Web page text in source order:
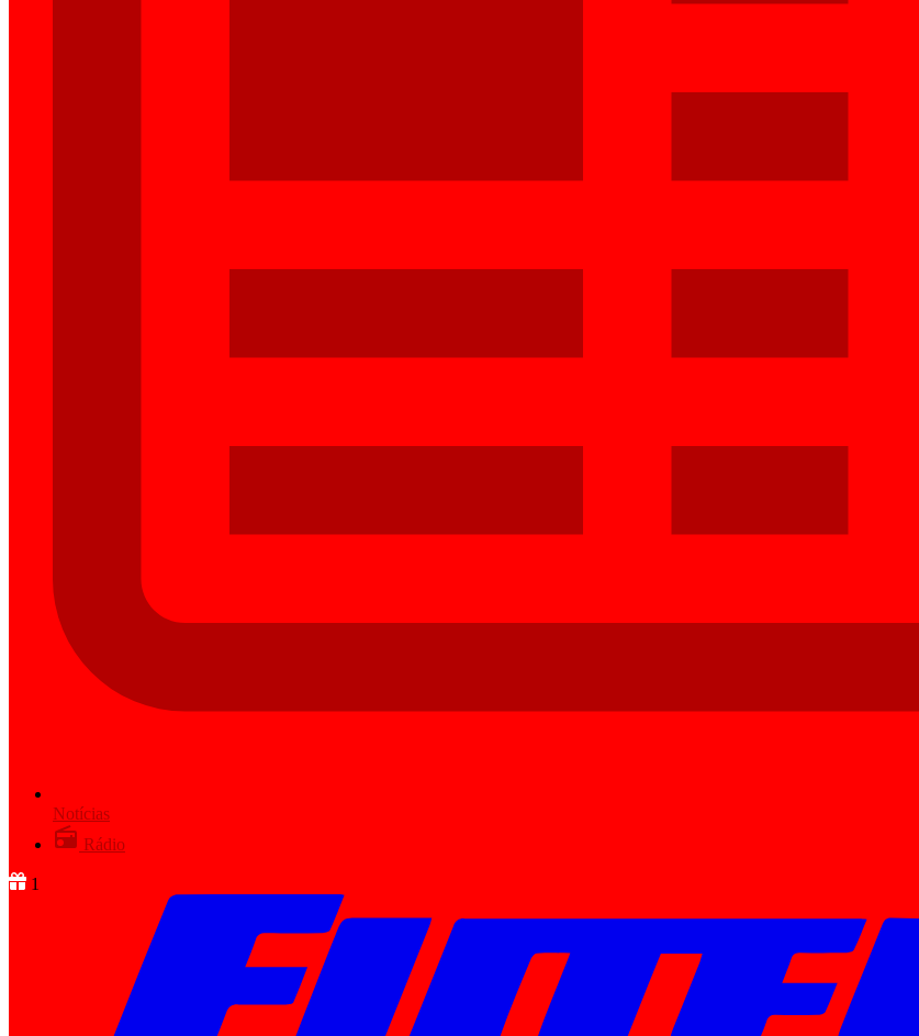
Notícias
Rádio
1